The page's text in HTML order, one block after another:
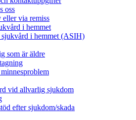
oss
via remiss
i hemmet
sjukvård i hemmet (ASIH)
som är äldre
vid allvarlig sjukdom
efter sjukdom/skada